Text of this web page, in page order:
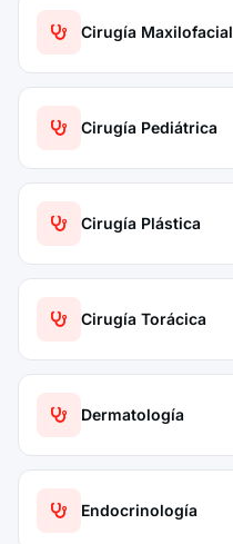
Cirugía Maxilofacial
Cirugía Pediátrica
Cirugía Plástica
Cirugía Torácica
Dermatología
Endocrinología